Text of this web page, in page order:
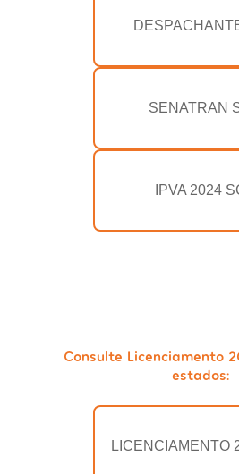
SENATRAN
IPVA 2024
Consulte Licenciamento
estados:
LICENCIAMENTO